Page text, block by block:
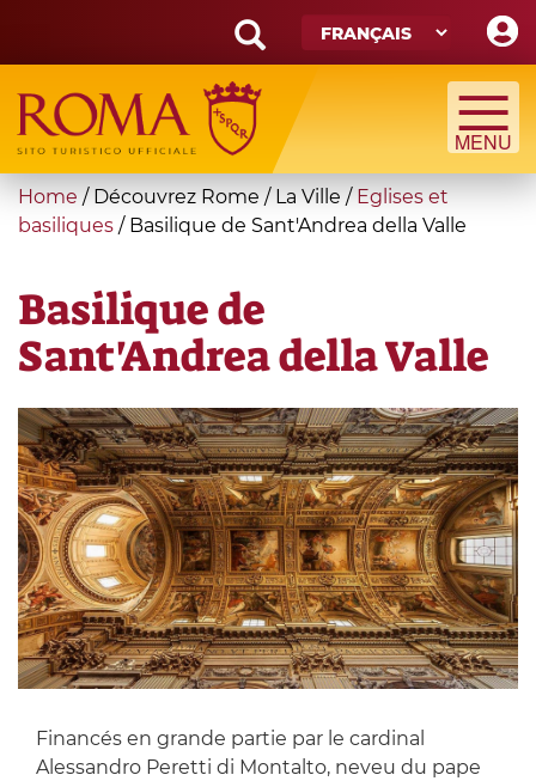
main
content
Search
form
Recherche
You
are
Home / Découvrez Rome / La Ville / Eglises et
basiliques / Basilique de Sant'Andrea della Valle
Basilique de
Sant'Andrea della Valle
Financés en grande partie par le cardinal
Alessandro Peretti di Montalto, neveu du pape